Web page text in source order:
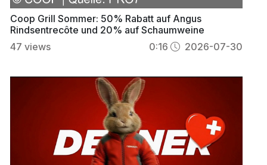
Coop Grill Sommer: 50% Rabatt auf Angus
Rindsentrecôte und 20% auf Schaumweine
47 views 0:16 2026-07-30